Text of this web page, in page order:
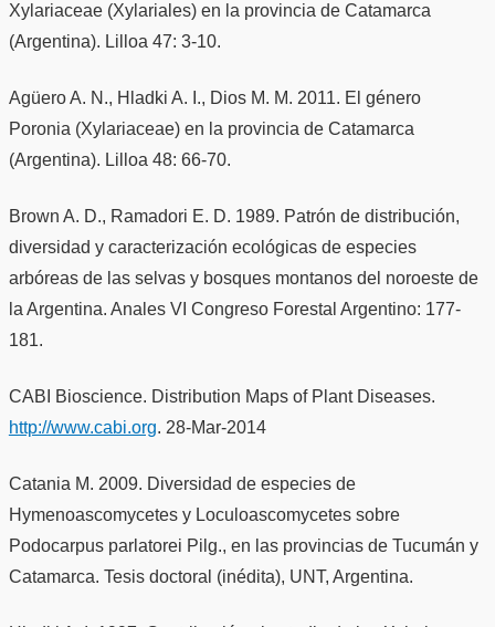
Xylariaceae (Xylariales) en la provincia de Catamarca
(Argentina). Lilloa 47: 3-10.
Agüero A. N., Hladki A. I., Dios M. M. 2011. El género
Poronia (Xylariaceae) en la provincia de Catamarca
(Argentina). Lilloa 48: 66-70.
Brown A. D., Ramadori E. D. 1989. Patrón de distribución,
diversidad y caracterización ecológicas de especies
arbóreas de las selvas y bosques montanos del noroeste de
la Argentina. Anales VI Congreso Forestal Argentino: 177-
181.
CABI Bioscience. Distribution Maps of Plant Diseases.
http://www.cabi.org. 28-Mar-2014
Catania M. 2009. Diversidad de especies de
Hymenoascomycetes y Loculoascomycetes sobre
Podocarpus parlatorei Pilg., en las provincias de Tucumán y
Catamarca. Tesis doctoral (inédita), UNT, Argentina.